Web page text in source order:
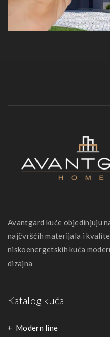
Avantgard kuće objedinjuju
najčvršćih materijala i
niskoenergetskih kuća
dizajna
Katalog kuća
Modern line